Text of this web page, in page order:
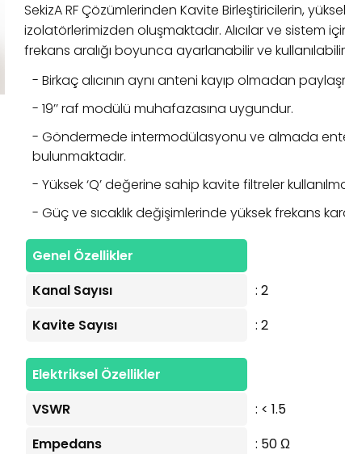
SekizA RF Çözümlerinden Kavite Birleştiricilerin,
izolatörlerimizden oluşmaktadır. Alıcılar ve sistem
frekans aralığı boyunca ayarlanabilir ve
Birkaç alıcının aynı anteni kayıp olmadan
19’’ raf modülü muhafazasına uygundur.
Göndermede intermodülasyonu ve almada
bulunmaktadır.
Yüksek ‘Q’ değerine sahip kavite filtreler
Güç ve sıcaklık değişimlerinde yüksek frekans
Genel Özellikler
Kanal Sayısı
: 2
Kavite Sayısı
: 2
Elektriksel Özellikler
VSWR
: < 1.5
Empedans
: 50 Ω